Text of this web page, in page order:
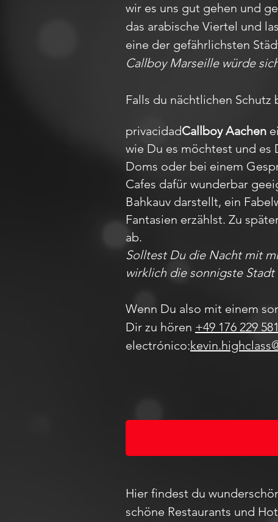
wir es uns gut gehen und
das arabische Viertel und
eine der gefährlichsten
Callboy Marseille würde
Falls du nächtlichen
privacidadCallboy Aachen
wie Du es möchtest und es
Doms oder bei einem
Cafes dafür wunderbar
Bahkauv darstellt, ein
Fantasien erzählst. Zu
ab.
Solltest Du die Nacht mit
wirklich die sonnigste Stadt
Wenn Du also mit einem
Dir zu hören +49 176 229
electrónico:
Hier findest du
schöne Restaurants und